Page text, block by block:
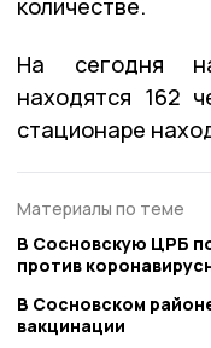
количестве.
На сегодня
находятся 162
стационаре
Материалы по теме
В Сосновскую ЦРБ
против
В Сосновском
вакцинации